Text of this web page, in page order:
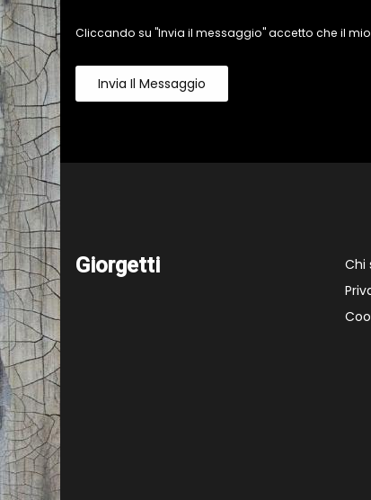
Cliccando su "Invia il messaggio" accetto che il
Invia Il Messaggio
Giorgetti
Chi